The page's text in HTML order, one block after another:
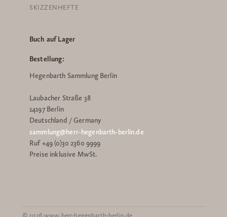
SKIZZENHEFTE
Buch auf Lager
Bestellung:
Hegenbarth Sammlung Berlin
Laubacher Straße 38
14197 Berlin
Deutschland / Germany
sammlung@herr-hegenbarth-berlin.de
Ruf +49 (0)30 2360 9999
Preise inklusive MwSt.
© 2026 www.herr-hegenbarth-berlin.de